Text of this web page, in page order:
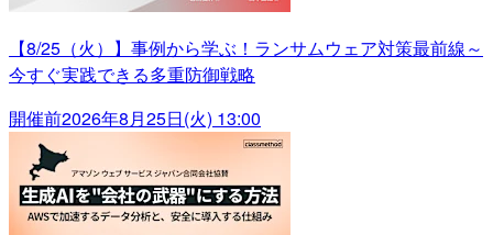
【8/25（火）】事例から学ぶ！ランサムウェア対策最前線～
今すぐ実践できる多重防御戦略
開催前2026年8月25日(火) 13:00